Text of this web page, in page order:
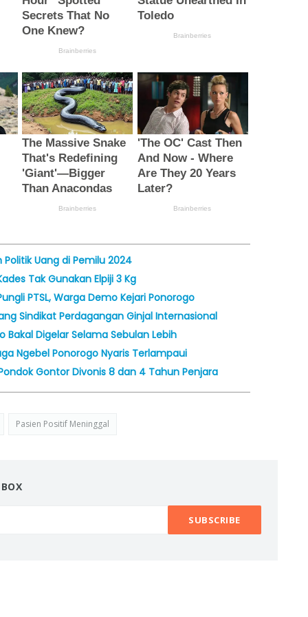
Uang di Pemilu 2024
Tak Gunakan Elpiji 3 Kg
PTSL, Warga Demo Kejari Ponorogo
Sindikat Perdagangan Ginjal Internasional
Bakal Digelar Selama Sebulan Lebih
Ngebel Ponorogo Nyaris Terlampaui
Gontor Divonis 8 dan 4 Tahun Penjara
Pasien Positif Meninggal